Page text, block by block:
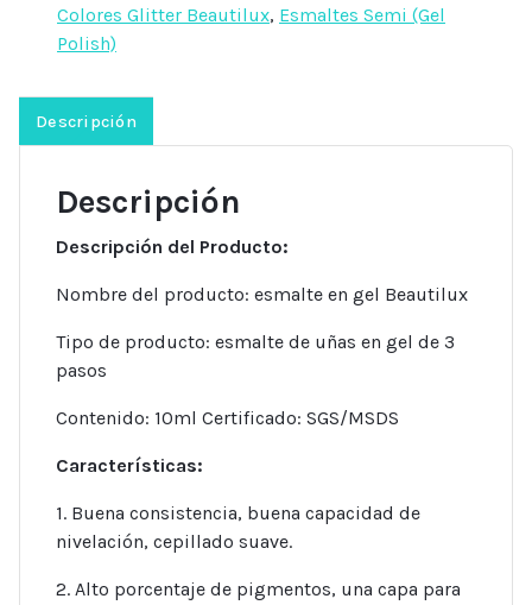
Colores Glitter Beautilux, Esmaltes Semi (Gel
Polish)
Descripción
Descripción
Descripción del Producto:
Nombre del producto: esmalte en gel Beautilux
Tipo de producto: esmalte de uñas en gel de 3
pasos
Contenido: 10ml Certificado: SGS/MSDS
Características:
1. Buena consistencia, buena capacidad de
nivelación, cepillado suave.
2. Alto porcentaje de pigmentos, una capa para